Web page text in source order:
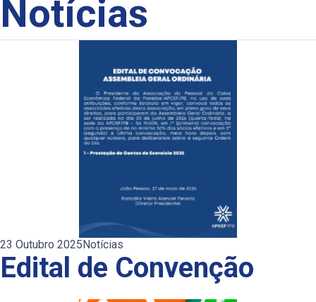
Notícias
Edital de Convenção
23 Outubro 2025Notícias